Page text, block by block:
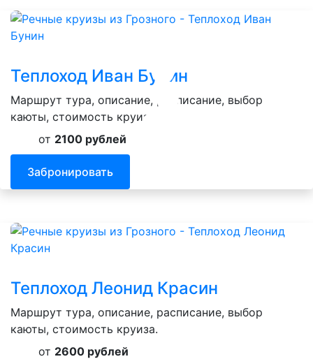
Теплоход Иван Бунин
Маршрут тура, описание, расписание, выбор
каюты, стоимость круиза.
от 2100 рублей
Забронировать
Теплоход Леонид Красин
Маршрут тура, описание, расписание, выбор
каюты, стоимость круиза.
от 2600 рублей